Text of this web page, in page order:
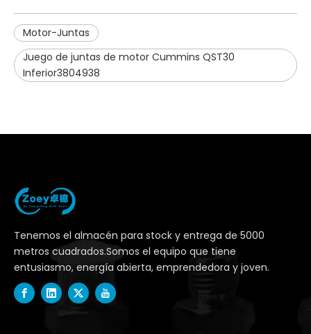
Motor-Juntas
Juego de juntas de motor Cummins QST30
Inferior3804938
Tenemos el almacén para stock y entrega de 5000
metros cuadrados.Somos el equipo que tiene
entusiasmo, energía abierta, emprendedora y joven.